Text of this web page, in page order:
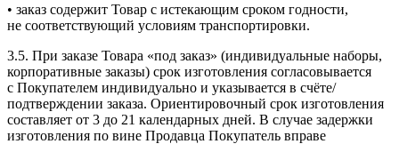
• заказ содержит Товар с истекающим сроком годности,
не соответствующий условиям транспортировки.
3.5. При заказе Товара «под заказ» (индивидуальные наборы,
корпоративные заказы) срок изготовления согласовывается
с Покупателем индивидуально и указывается в счёте/
подтверждении заказа. Ориентировочный срок изготовления
составляет от 3 до 21 календарных дней. В случае задержки
изготовления по вине Продавца Покупатель вправе